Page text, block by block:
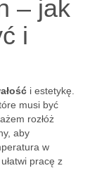
– jak
i
i estetykę.
musi być
rozłóż
aby
w
pracę z